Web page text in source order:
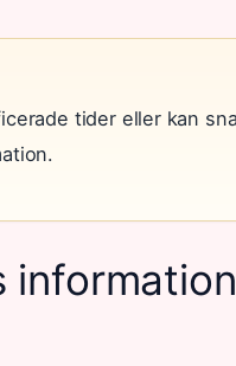
tider eller kan